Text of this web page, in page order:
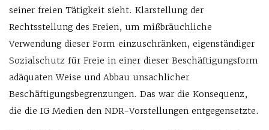
seiner freien Tätigkeit sieht. Klarstellung der
Rechtsstellung des Freien, um mißbräuchliche
Verwendung dieser Form einzuschränken, eigenständiger
Sozialschutz für Freie in einer dieser Beschäftigungsform
adäquaten Weise und Abbau unsachlicher
Beschäftigungsbegrenzungen. Das war die Konsequenz,
die die IG Medien den NDR-Vorstellungen entgegensetzte.